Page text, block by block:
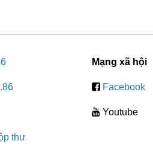
thư
Mạng xã hội
Facebook
Youtube